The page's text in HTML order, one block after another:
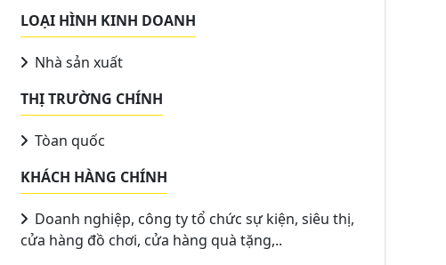
LOẠI HÌNH KINH DOANH
Nhà sản xuất
THỊ TRƯỜNG CHÍNH
Tòan quốc
KHÁCH HÀNG CHÍNH
Doanh nghiệp, công ty tổ chức sự kiện, siêu thị,
cửa hàng đồ chơi, cửa hàng quà tặng,..